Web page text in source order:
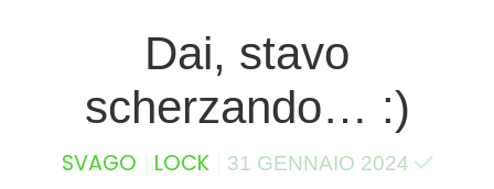
Dai, stavo
scherzando… :)
SVAGO LOCK 31 GENNAIO 2024